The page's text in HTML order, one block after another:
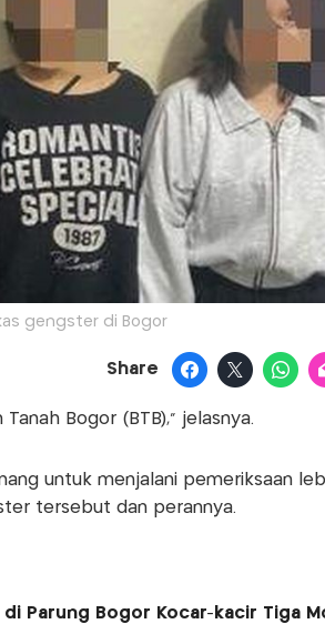
gengster di Bogor
Share
Bogor (BTB)," jelasnya.
untuk menjalani pemeriksaan
tersebut dan perannya.
Parung Bogor Kocar-kacir Tiga